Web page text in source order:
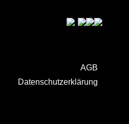
AGB
Datenschutzerklärung